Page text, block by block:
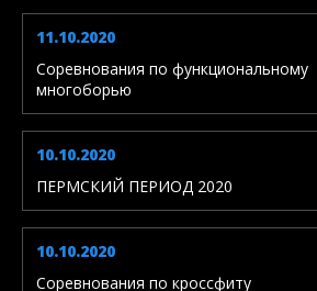
11.10.2020
Соревнования по функциональному
многоборью
10.10.2020
ПЕРМСКИЙ ПЕРИОД 2020
10.10.2020
Соревнования по кроссфиту